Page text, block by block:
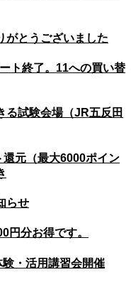
がとうございました
ト終了。11への買い替
る試験会場（JR五反田
元（最大6000ポイン
らせ
円分お得です。
・活用講習会開催